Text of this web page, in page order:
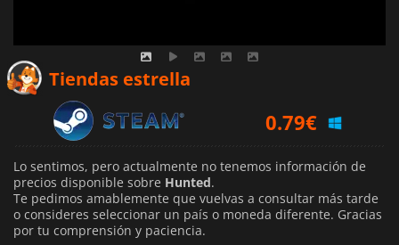
Tiendas estrella
0.79€
Lo sentimos, pero actualmente no tenemos información de
precios disponible sobre Hunted.
Te pedimos amablemente que vuelvas a consultar más tarde
o consideres seleccionar un país o moneda diferente. Gracias
por tu comprensión y paciencia.